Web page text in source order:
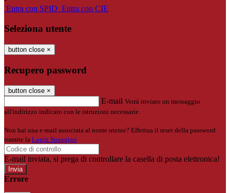
Entra con SPID Entra con CIE
Seleziona utente
button close ×
Recupero password
button close ×
E-mail Verrà inviato un messaggio
all'indirizzo indicato con le istruzioni necessarie.
Non hai una e-mail associata al nome utente? Effettua il reset della password
tramite la Login Spaggiari
E-mail inviata, si prega di controllare la casella di posta elettronica!
Errore